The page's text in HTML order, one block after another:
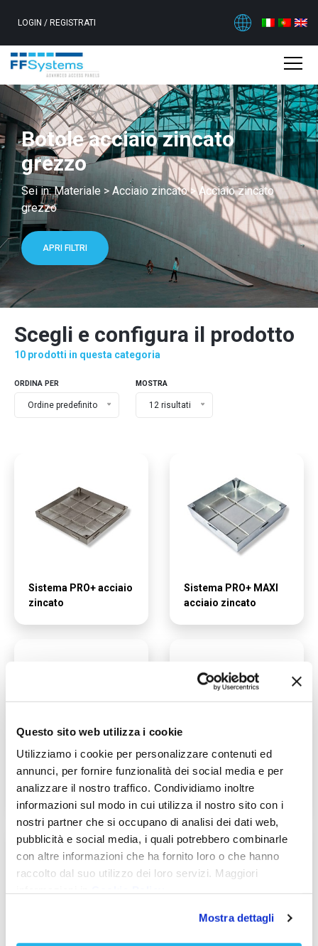
Questo sito web utilizza i cookie
Utilizziamo i cookie per personalizzare contenuti ed
annunci, per fornire funzionalità dei social media e per
analizzare il nostro traffico. Condividiamo inoltre
informazioni sul modo in cui utilizza il nostro sito con i
nostri partner che si occupano di analisi dei dati web,
pubblicità e social media, i quali potrebbero combinarle
con altre informazioni che ha fornito loro o che hanno
raccolto dal suo utilizzo dei loro servizi. Maggiori
Mostra dettagli
LOGIN / REGISTRATI
Botole acciaio zincato
grezzo
Sei in:Materiale > Acciaio zincato>Acciaio zincato
grezzo
APRI FILTRI
Scegli e configura il prodotto
10 prodotti in questa categoria
ORDINA PER
Ordine predefinito
MOSTRA
12 risultati
Sistema PRO+ acciaio
zincato
Sistema PRO+ MAXI
acciaio zincato
Sistema PRO+BS
zincato/inox EI120
Sistema PRO+MBS
EI120